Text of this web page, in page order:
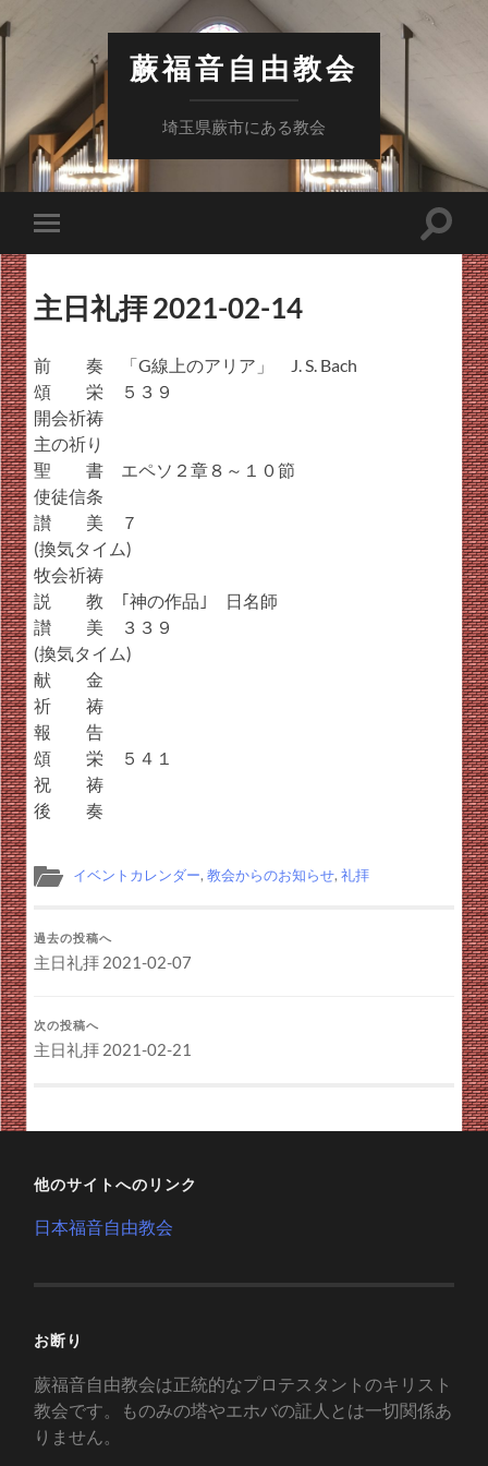
蕨福音自由教会
埼玉県蕨市にある教会
モ
バ
ル
メ
ニ
ー
り
替
え
検
主日礼拝 2021-02-14
前 奏 「G線上のアリア」 J. S. Bach
頌 栄 ５３９
開会祈祷
主の祈り
聖 書 エペソ２章８～１０節
使徒信条
讃 美 ７
(換気タイム)
牧会祈祷
説 教 ｢神の作品｣ 日名師
讃 美 ３３９
(換気タイム)
献 金
祈 祷
報 告
頌 栄 ５４１
祝 祷
後 奏
イベントカレンダー,教会からのお知らせ,礼拝
過去の投稿へ
主日礼拝 2021-02-07
次の投稿へ
主日礼拝 2021-02-21
他のサイトへのリンク
日本福音自由教会
お断り
蕨福音自由教会は正統的なプロテスタントのキリスト
教会です。ものみの塔やエホバの証人とは一切関係あ
りません。